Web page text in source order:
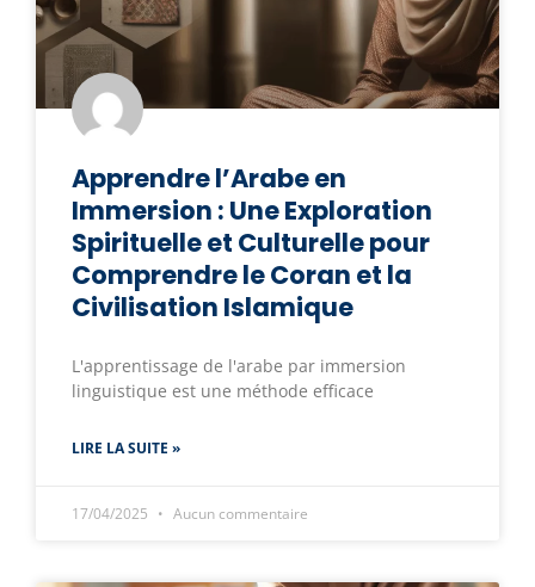
Apprendre l’Arabe en
Immersion : Une Exploration
Spirituelle et Culturelle pour
Comprendre le Coran et la
Civilisation Islamique
L'apprentissage de l'arabe par immersion
linguistique est une méthode efficace
LIRE LA SUITE »
17/04/2025 Aucun commentaire